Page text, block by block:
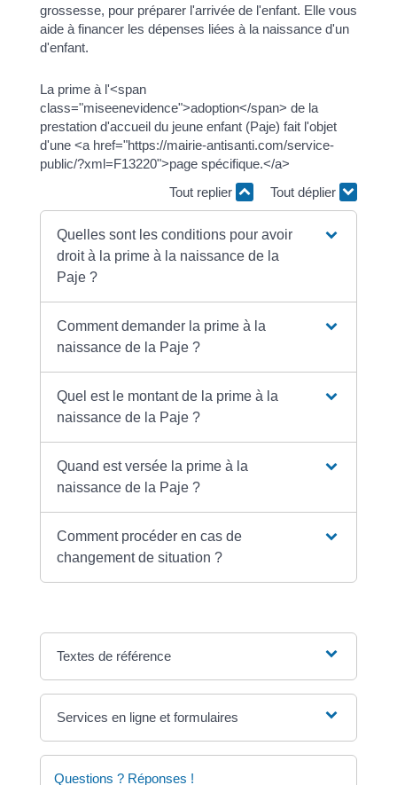
grossesse, pour préparer l'arrivée de l'enfant. Elle vous
aide à financer les dépenses liées à la naissance d'un
d'enfant.
La prime à l'<span
class="miseenevidence">adoption</span> de la
prestation d'accueil du jeune enfant (Paje) fait l'objet
d'une <a href="https://mairie-antisanti.com/service-
public/?xml=F13220">page spécifique.</a>
Tout replier
Tout déplier
Quelles sont les conditions pour avoir
droit à la prime à la naissance de la
Paje ?
Comment demander la prime à la
naissance de la Paje ?
Quel est le montant de la prime à la
naissance de la Paje ?
Quand est versée la prime à la
naissance de la Paje ?
Comment procéder en cas de
changement de situation ?
Textes de référence
Services en ligne et formulaires
Questions ? Réponses !